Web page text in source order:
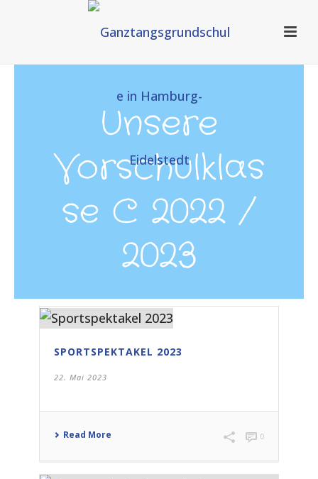
Unsere
Vorschulklas
se C 2022 /
2023
SPORTSPEKTAKEL 2023
22. Mai 2023
Read More 0